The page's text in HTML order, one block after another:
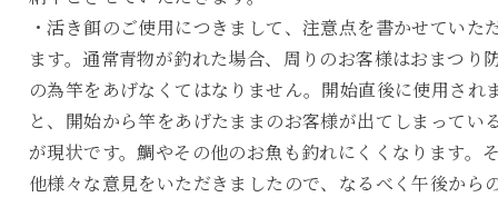
・活き餌のご使用につきまして、注意点を書かせていた
ます。通常青物が釣れた場合、周りのお客様はおまつり
の為竿をあげなくてはなりません。開始直後に使用され
と、開始から竿をあげたままのお客様が出てしまってい
が現状です。鯛やその他のお魚も釣れにくくなります。
他様々な意見をいただきましたので、なるべく午後から